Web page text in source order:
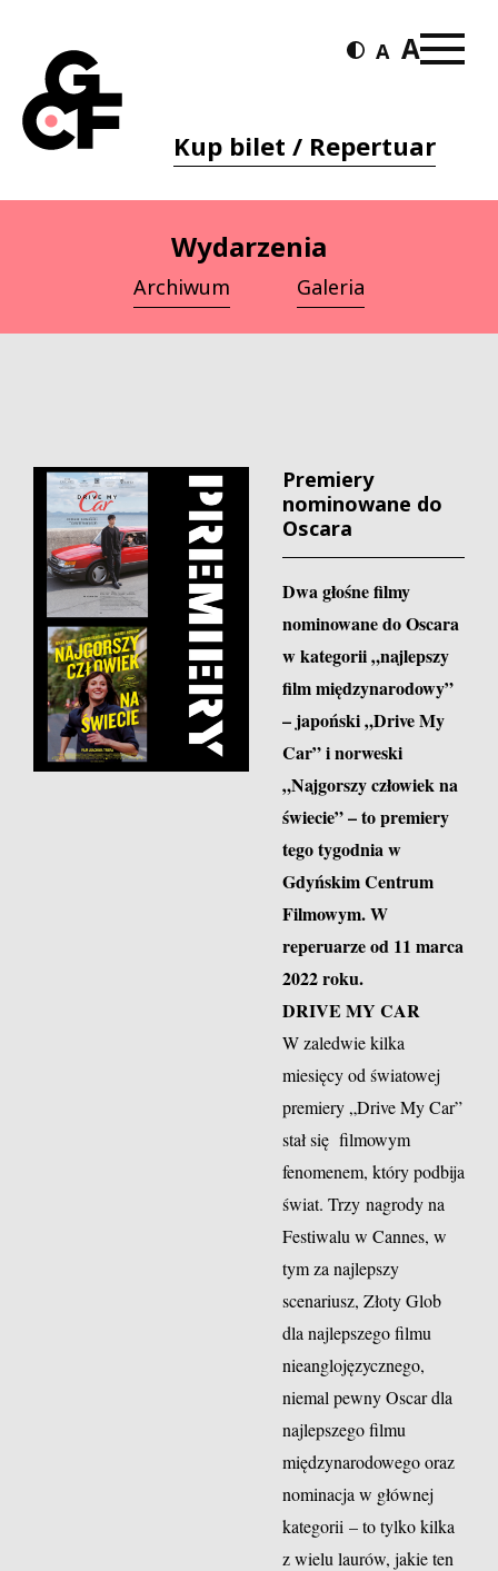
Kup bilet / Repertuar
Wydarzenia
Archiwum Galeria
Premiery
nominowane do
Oscara
Dwa głośne filmy
nominowane do Oscara
w kategorii „najlepszy
film międzynarodowy”
– japoński „Drive My
Car” i norweski
„Najgorszy człowiek na
świecie” – to premiery
tego tygodnia w
Gdyńskim Centrum
Filmowym. W
reperuarze od 11 marca
2022 roku.
DRIVE MY CAR
W zaledwie kilka
miesięcy od światowej
premiery „Drive My Car”
stał się filmowym
fenomenem, który podbija
świat. Trzy nagrody na
Festiwalu w Cannes, w
tym za najlepszy
scenariusz, Złoty Glob
dla najlepszego filmu
nieanglojęzycznego,
niemal pewny Oscar dla
najlepszego filmu
międzynarodowego oraz
nominacja w głównej
kategorii – to tylko kilka
z wielu laurów, jakie ten